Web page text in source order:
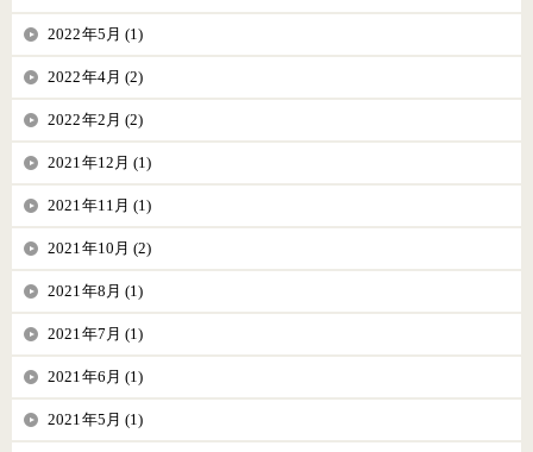
2022年5月 (1)
2022年4月 (2)
2022年2月 (2)
2021年12月 (1)
2021年11月 (1)
2021年10月 (2)
2021年8月 (1)
2021年7月 (1)
2021年6月 (1)
2021年5月 (1)